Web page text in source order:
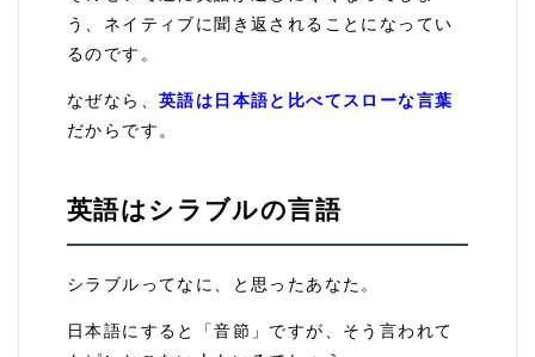
う、ネイティブに聞き返されることになってい
るのです。
なぜなら、 英語は日本語と比べてスローな言葉
だからです。
英語はシラブルの言語
シラブルってなに、と思ったあなた。
日本語にすると「音節」ですが、そう言われて